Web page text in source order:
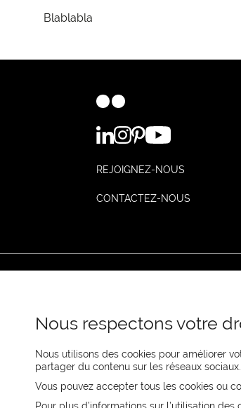
Blablabla
REJOIGNEZ-NOUS
CONTACTEZ-NOUS
Nous respectons votre
Nous utilisons des cookies pour améliorer
partager du contenu sur les réseaux sociaux.
Vous pouvez accepter tous les cookies ou